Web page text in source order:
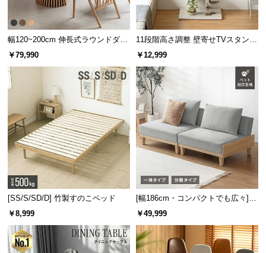
幅120~200cm 伸長式ラウンドダイ
ニングテーブル 6人掛け 天然木突
板 美しい格子デザイン
￥79,990
11段階高さ調整 壁寄せTVスタンド
キャスター付き 上下左右角度調節
￥12,999
[SS/S/SD/D] 竹製すのこベッド
￥8,999
[幅186cm・コンパクトでも広々] 3
人掛けソファベッド リクライニン
￥49,999